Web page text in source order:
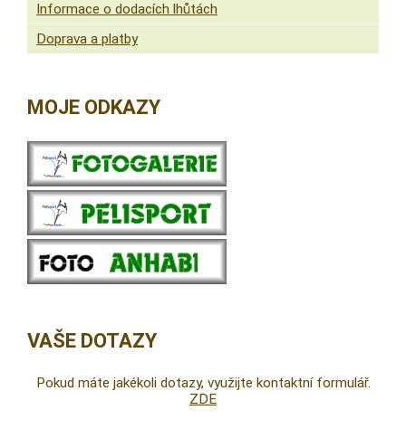
Informace o dodacích lhůtách
Doprava a platby
MOJE ODKAZY
VAŠE DOTAZY
Pokud máte jakékoli dotazy, využijte kontaktní formulář.
ZDE